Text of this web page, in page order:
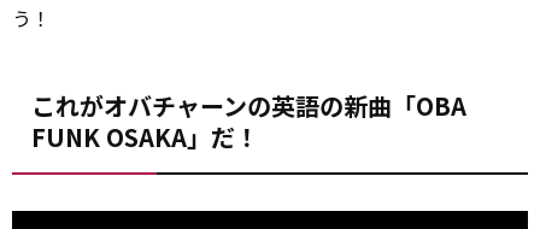
う！
これがオバチャーンの英語の新曲「OBA
FUNK OSAKA」だ！